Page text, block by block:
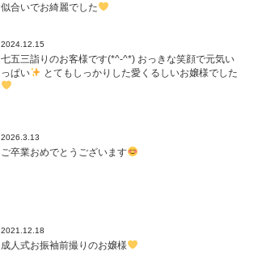
似合いでお綺麗でした
2024.12.15
七五三詣りのお客様です(*^-^*) おっきな笑顔で元気い
っぱい
とてもしっかりした愛くるしいお嬢様でした
2026.3.13
ご卒業おめでとうございます
2021.12.18
成人式お振袖前撮りのお嬢様